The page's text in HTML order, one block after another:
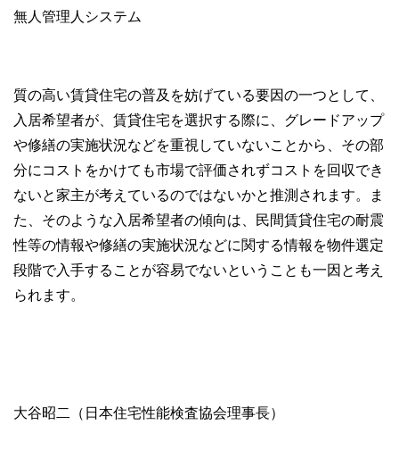
無人管理人システム
質の高い賃貸住宅の普及を妨げている要因の一つとして、
入居希望者が、賃貸住宅を選択する際に、グレードアップ
や修繕の実施状況などを重視していないことから、その部
分にコストをかけても市場で評価されずコストを回収でき
ないと家主が考えているのではないかと推測されます。ま
た、そのような入居希望者の傾向は、民間賃貸住宅の耐震
性等の情報や修繕の実施状況などに関する情報を物件選定
段階で入手することが容易でないということも一因と考え
られます。
大谷昭二（日本住宅性能検査協会理事長）